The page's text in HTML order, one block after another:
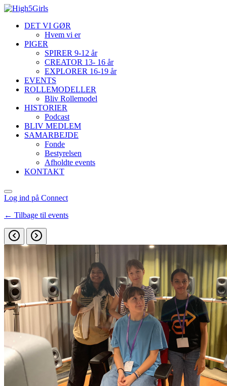
DET VI GØR
Hvem vi er
PIGER
SPIRER 9-12 år
CREATOR 13- 16 år
EXPLORER 16-19 år
EVENTS
ROLLEMODELLER
Bliv Rollemodel
HISTORIER
Podcast
BLIV MEDLEM
SAMARBEJDE
Fonde
Bestyrelsen
Afholdte events
KONTAKT
Log ind på Connect
← Tilbage til events